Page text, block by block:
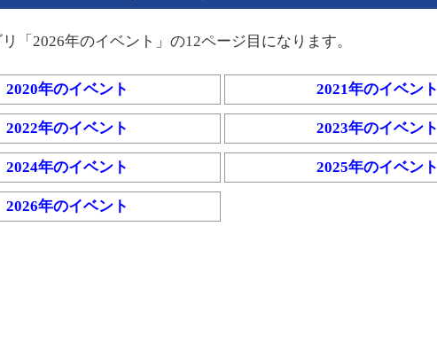
「2026年のイベント」の12ページ目になります。
2020年のイベント 2021年のイベント
2022年のイベント 2023年のイベント
2024年のイベント 2025年のイベント
2026年のイベント